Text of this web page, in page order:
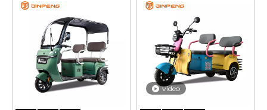
de alta calidad.Desde una construcción de calidad
hasta características de diseño innovadoras, cada
triciclo está diseñado para brindar una experiencia de
conducción cómoda y agradable. Para aquellos que
buscan versatilidad, nuestro
triciclos eléctricos de
ocio convertibles
ofrecen la flexibilidad de
vídeo